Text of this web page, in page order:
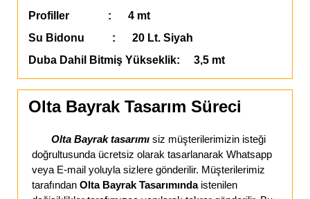
Profiller : 4 mt
Su Bidonu : 20 Lt. Siyah
Duba Dahil Bitmiş Yükseklik: 3,5 mt
Olta Bayrak Tasarım Süreci
Olta Bayrak tasarımı siz müşterilerimizin isteği
doğrultusunda ücretsiz olarak tasarlanarak Whatsapp
veya E-mail yoluyla sizlere gönderilir. Müşterilerimiz
tarafından Olta Bayrak Tasarımında istenilen